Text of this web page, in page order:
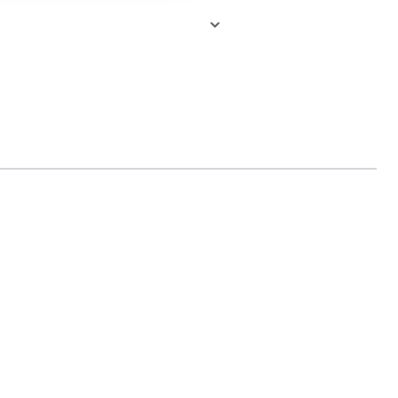
nawigacji karuzeli za pomocą linka pomijającego.